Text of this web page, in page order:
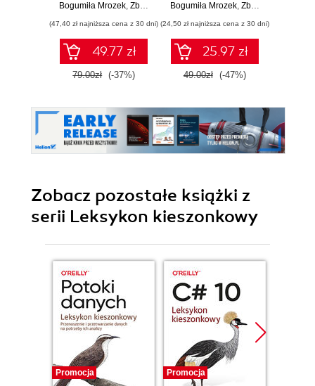
Bogumiła Mrozek, Zbigniew Mrozek
(47,40 zł najniższa cena z 30 dni)
49.77 zł
79.00zł (-37%)
Bogumiła Mrozek, Zbigniew Mrozek
(24,50 zł najniższa cena z 30 dni)
25.97 zł
49.00zł (-47%)
Zobacz pozostałe książki z
serii Leksykon kieszonkowy
Promocja Promocja